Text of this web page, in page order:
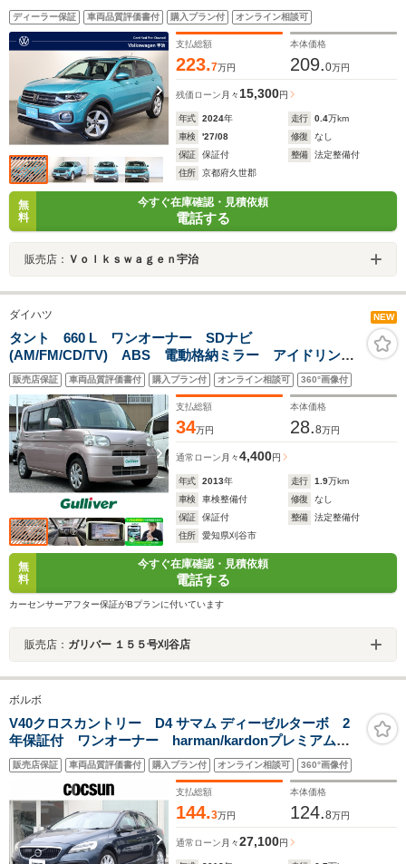
ンサー 後方死角検知機能付 オートライト 純正アル
ミホイール Discover Proパッケージ
ディーラー保証 車両品質評価書付 購入プラン付 オンライン相談可
支払総額
223.7万円
本体価格
209.0万円
残価ローン 月々 15,300円
年式 2024年 走行 0.4万km
車検
'27/08 修復
なし
保証
保証付 整備
法定整備付
住所
京都府久世郡
無
料
今すぐ在庫確認・見積依頼
電話する
販売店： Ｖｏｌｋｓｗａｇｅｎ宇治
ダイハツ NEW
タント 660 L ワンオーナー SDナビ
(AM/FM/CD/TV) ABS 電動格納ミラー アイドリング
ストップ キーレス スペアキー 取説 保証書
販売店保証 車両品質評価書付 購入プラン付 オンライン相談可 360°画像付
支払総額
34万円
本体価格
28.8万円
通常ローン 月々4,400円
年式 2013年 走行 1.9万km
車検
車検整備付 修復
なし
保証
保証付 整備
法定整備付
住所
愛知県刈谷市
無
料
今すぐ在庫確認・見積依頼
電話する
カーセンサーアフター保証がBプランに付いています
販売店： ガリバー １５５号刈谷店
ボルボ
V40クロスカントリー D4 サマム ディーゼルターボ 2
年保証付 ワンオーナー harman/kardonプレミアムオ
ーディオ ソフトベージュ本革シート パワーシート
シートヒーター モダンウッドパネル ドライブレコー
ダー ACC BLIS 禁煙車
販売店保証 車両品質評価書付 購入プラン付 オンライン相談可 360°画像付
支払総額
144.3万円
本体価格
124.8万円
通常ローン 月々27,100円